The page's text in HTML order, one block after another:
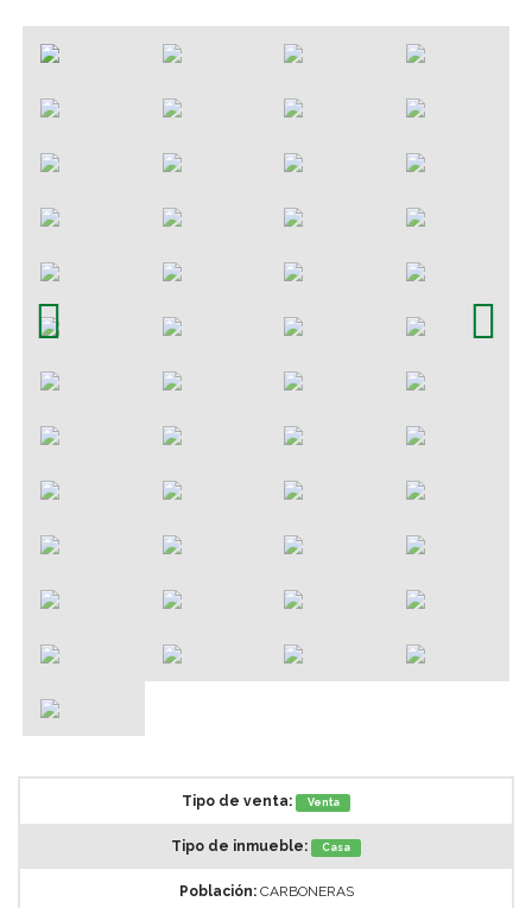
Inmuebles en Carboneras
Inmuebles en Agua Amarga
Alquiler Agua Amarga
Tipo de venta: Venta
Tipo de inmueble: Casa
Población: CARBONERAS